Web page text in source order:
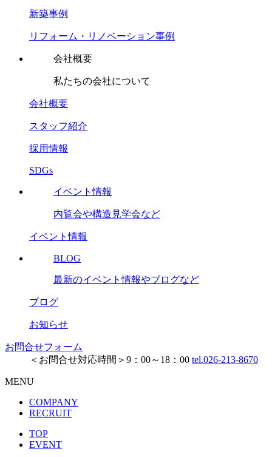
新築事例
リフォーム・リノベーション事例
会社概要
私たちの会社について
会社概要
スタッフ紹介
採用情報
SDGs
イベント情報
内覧会や構造見学会など
イベント情報
BLOG
最新のイベント情報やブログなど
ブログ
お知らせ
お問合せフォーム
＜お問合せ対応時間＞9：00～18：00 tel.026-213-8670
MENU
COMPANY
RECRUIT
TOP
EVENT